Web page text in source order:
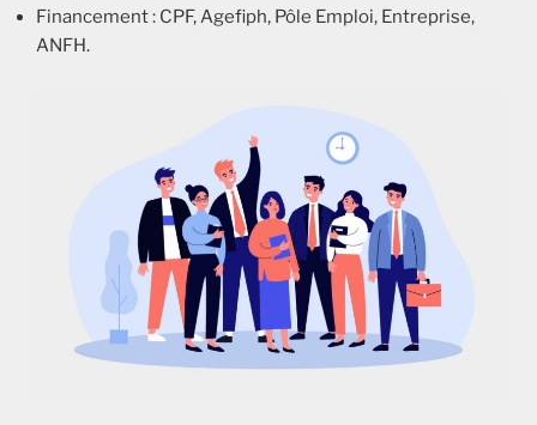
Financement : CPF, Agefiph, Pôle Emploi, Entreprise,
ANFH.